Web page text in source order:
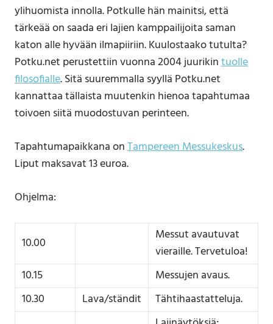
ylihuomista innolla. Potkulle hän mainitsi, että
tärkeää on saada eri lajien kamppailijoita saman
katon alle hyvään ilmapiiriin. Kuulostaako tutulta?
Potku.net perustettiin vuonna 2004 juurikintuolle
filosofialle. Sitä suuremmalla syyllä Potku.net
kannattaa tällaista muutenkin hienoa tapahtumaa
toivoen siitä muodostuvan perinteen.
Tapahtumapaikkana onTampereen Messukeskus.
Liput maksavat 13 euroa.
Ohjelma:
10.00
Messut avautuvat
vieraille. Tervetuloa!
10.15
Messujen avaus.
10.30
Lava/ständit Tähtihaastatteluja.